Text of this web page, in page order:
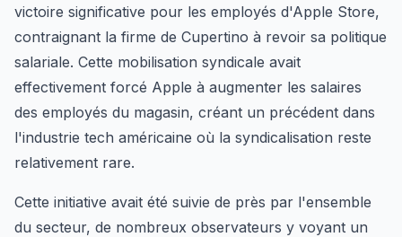
victoire significative pour les employés d'Apple Store,
contraignant la firme de Cupertino à revoir sa politique
salariale. Cette mobilisation syndicale avait
effectivement forcé Apple à augmenter les salaires
des employés du magasin, créant un précédent dans
l'industrie tech américaine où la syndicalisation reste
relativement rare.
Cette initiative avait été suivie de près par l'ensemble
du secteur, de nombreux observateurs y voyant un